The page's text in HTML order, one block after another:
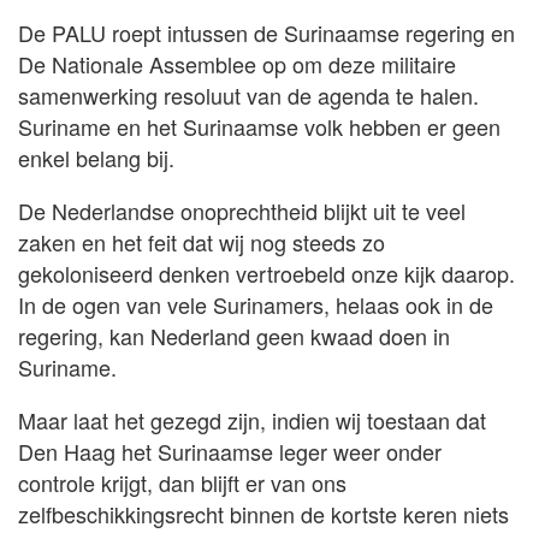
De PALU roept intussen de Surinaamse regering en
De Nationale Assemblee op om deze militaire
samenwerking resoluut van de agenda te halen.
Suriname en het Surinaamse volk hebben er geen
enkel belang bij.
De Nederlandse onoprechtheid blijkt uit te veel
zaken en het feit dat wij nog steeds zo
gekoloniseerd denken vertroebeld onze kijk daarop.
In de ogen van vele Surinamers, helaas ook in de
regering, kan Nederland geen kwaad doen in
Suriname.
Maar laat het gezegd zijn, indien wij toestaan dat
Den Haag het Surinaamse leger weer onder
controle krijgt, dan blijft er van ons
zelfbeschikkingsrecht binnen de kortste keren niets